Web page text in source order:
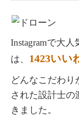
Instagramで大
は、 1423いい
どんなこだわり
された設計士の
きました。